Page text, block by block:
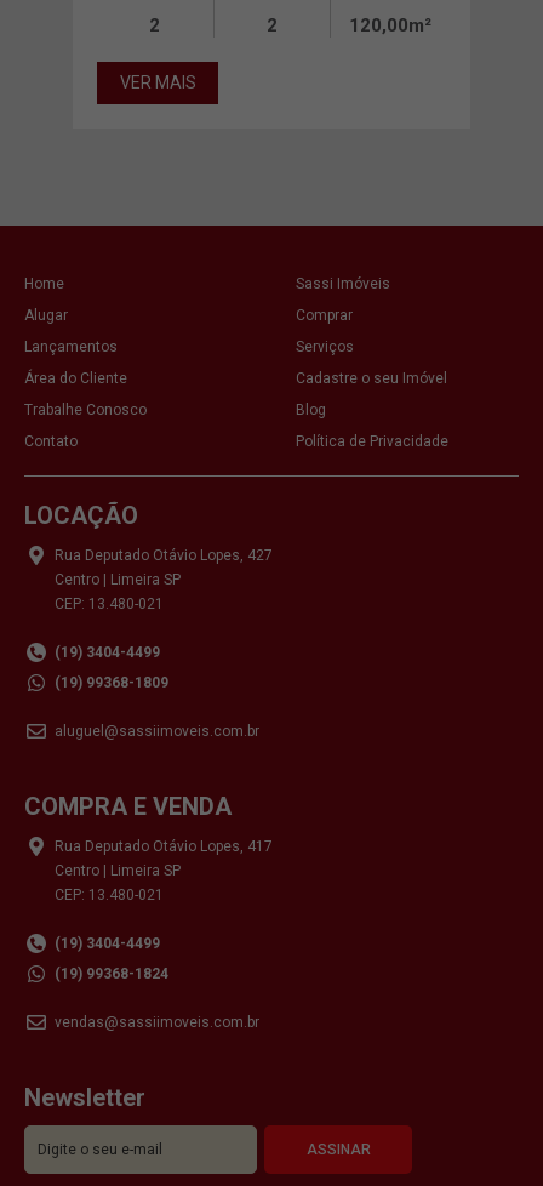
2 2 120,00m²
VER MAIS
Home
Sassi Imóveis
Alugar
Comprar
Lançamentos
Serviços
Área do Cliente
Cadastre o seu Imóvel
Trabalhe Conosco
Blog
Contato
Política de Privacidade
LOCAÇÃO
Rua Deputado Otávio Lopes, 427
Centro | Limeira SP
CEP: 13.480-021
(19) 3404-4499
(19) 99368-1809
aluguel@sassiimoveis.com.br
COMPRA E VENDA
Rua Deputado Otávio Lopes, 417
Centro | Limeira SP
CEP: 13.480-021
(19) 3404-4499
(19) 99368-1824
vendas@sassiimoveis.com.br
Newsletter